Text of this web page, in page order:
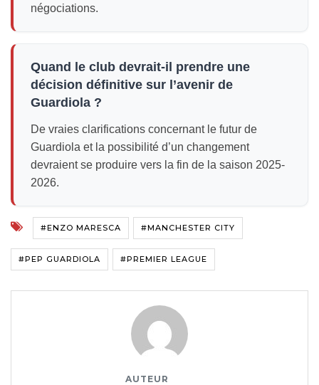
négociations.
Quand le club devrait-il prendre une
décision définitive sur l’avenir de
Guardiola ?
De vraies clarifications concernant le futur de
Guardiola et la possibilité d’un changement
devraient se produire vers la fin de la saison 2025-
2026.
#ENZO MARESCA #MANCHESTER CITY
#PEP GUARDIOLA #PREMIER LEAGUE
AUTEUR